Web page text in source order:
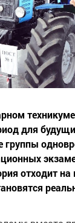
для
группы
отходит на